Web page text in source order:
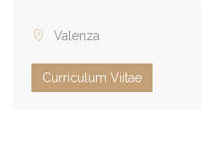
Valenza
Curriculum Viitae